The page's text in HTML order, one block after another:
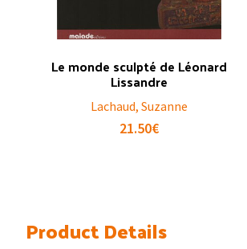
Le monde sculpté de Léonard
Lissandre
Lachaud, Suzanne
21.50€
Product Details